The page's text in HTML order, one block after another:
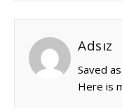
Adsız
Saved
Here is